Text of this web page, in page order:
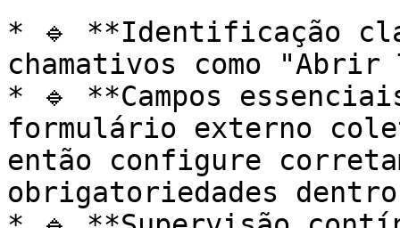
* 🔹 **Identificação
chamativos como
* 🔹 **Campos
formulário externo
então configure
obrigatoriedades